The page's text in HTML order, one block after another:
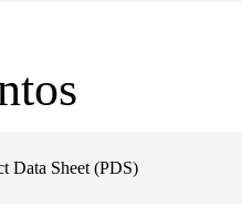
Data Sheet (PDS)